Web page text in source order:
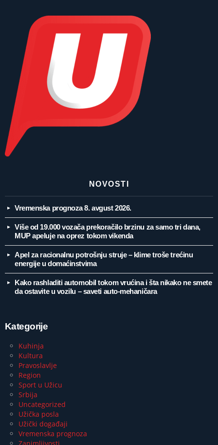
NOVOSTI
Vremenska prognoza 8. avgust 2026.
Više od 19.000 vozača prekoračilo brzinu za samo tri dana,
MUP apeluje na oprez tokom vikenda
Apel za racionalnu potrošnju struje – klime troše trećinu
energije u domaćinstvima
Kako rashladiti automobil tokom vrućina i šta nikako ne smete
da ostavite u vozilu – saveti auto-mehaničara
Kategorije
Kuhinja
Kultura
Pravoslavlje
Region
Sport u Užicu
Srbija
Uncategorized
Užička posla
Užički događaji
Vremenska prognoza